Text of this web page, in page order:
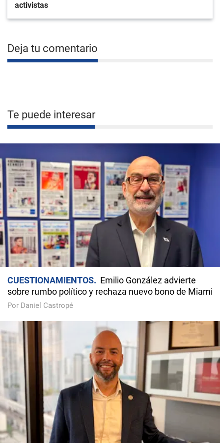
activistas
Deja tu comentario
Te puede interesar
CUESTIONAMIENTOS
Emilio González advierte
sobre rumbo político y rechaza nuevo bono de Miami
Por Daniel Castropé